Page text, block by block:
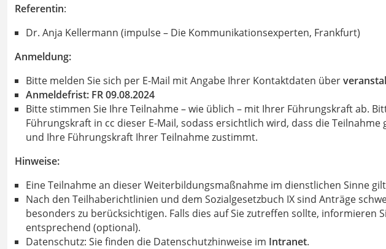
Referentin:
Dr. Anja Kellermann (impulse – Die Kommunikationsexperten, Frankfurt)
Anmeldung:
Bitte melden Sie sich per E-Mail mit Angabe Ihrer Kontaktdaten über
Anmeldefrist: FR 09.08.2024
Bitte stimmen Sie Ihre Teilnahme ­­­­­­­­­­­­­– wie üblich – mit Ihrer Führungskraft ab.
Führungskraft in cc dieser E-Mail, sodass ersichtlich wird, dass die
und Ihre Führungskraft Ihrer Teilnahme zustimmt.
Hinweise:
Eine Teilnahme an dieser Weiterbildungsmaßnahme im dienstlichen Sinne
Nach den Teilhaberichtlinien und dem Sozialgesetzbuch IX sind Anträge
besonders zu berücksichtigen. Falls dies auf Sie zutreffen sollte, informieren
entsprechend (optional).
Datenschutz: Sie finden die Datenschutzhinweise im Intranet.